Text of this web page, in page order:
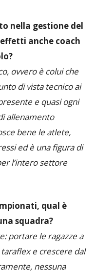
nella gestione del
anche coach
di vista tecnico ai
e quasi ogni
allenamento
ed è una figura di
l’intero settore
qual è
squadra?
portare le ragazze a
e crescere dal